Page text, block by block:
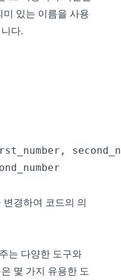
있는 이름을 사용
다.
경하여 코드의 의
는 다양한 도구와
몇 가지 유용한 도